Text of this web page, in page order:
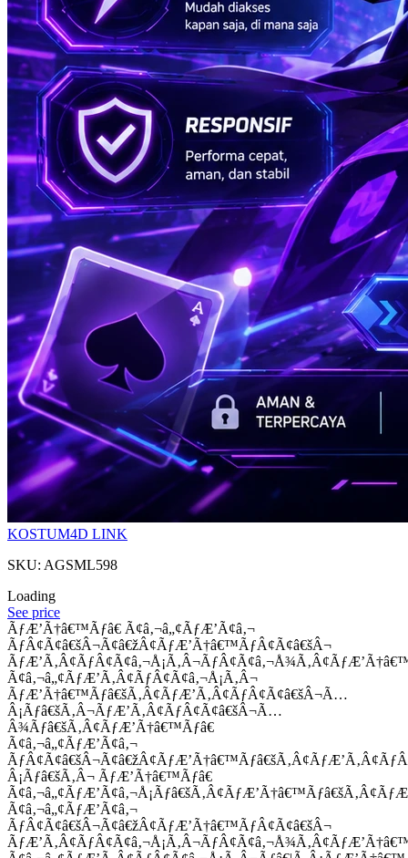
KOSTUM4D LINK
SKU: AGSML598
Loading
See price
ÃƒÆ’Ã†â€™Ãƒâ€ Ã¢â‚¬â„¢ÃƒÆ’Ã¢â‚¬
ÃƒÂ¢Ã¢â€šÂ¬Ã¢â€žÂ¢ÃƒÆ’Ã†â€™ÃƒÂ¢Ã¢â€šÂ¬
Ã¢â‚¬â„¢ÃƒÆ’Ã‚Â¢ÃƒÂ¢Ã¢â‚¬Å¡Ã‚Â¬
ÃƒÆ’Ã†â€™Ãƒâ€šÃ‚Â¢ÃƒÆ’Ã‚Â¢ÃƒÂ¢Ã¢â€šÂ¬Ã…
Â¡Ãƒâ€šÃ‚Â¬ÃƒÆ’Ã‚Â¢ÃƒÂ¢Ã¢â€šÂ¬Ã…
Â¾Ãƒâ€šÃ‚Â¢ÃƒÆ’Ã†â€™Ãƒâ€
Ã¢â‚¬â„¢ÃƒÆ’Ã¢â‚¬
Â¡Ãƒâ€šÃ‚Â¬ ÃƒÆ’Ã†â€™Ãƒâ€
Ã¢â‚¬â„¢ÃƒÆ’Ã¢â‚¬
ÃƒÂ¢Ã¢â€šÂ¬Ã¢â€žÂ¢ÃƒÆ’Ã†â€™ÃƒÂ¢Ã¢â€šÂ¬